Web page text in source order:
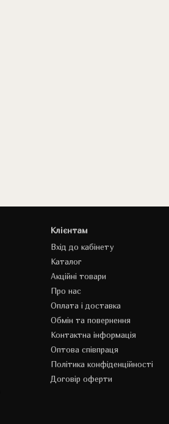
Клієнтам
Вхід до кабінету
Каталог
Акційні товари
Про нас
Оплата і доставка
Обмін та повернення
Контактна інформація
Оптова співпраця
Політика конфіденційності
Договір оферти